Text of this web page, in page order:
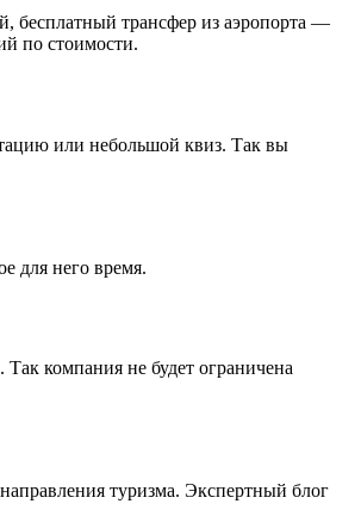
бесплатный трансфер из аэропорта —
по стоимости.
или небольшой квиз. Так вы
для него время.
Так компания не будет ограничена
туризма. Экспертный блог